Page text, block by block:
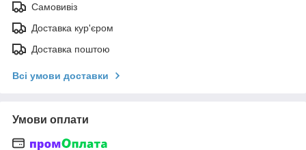
Самовивіз
Доставка кур'єром
Доставка поштою
Всі умови доставки
Умови оплати